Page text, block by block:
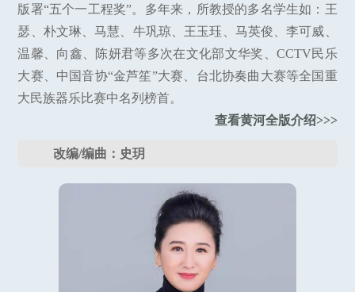
版署“五个一工程奖”。多年来，所教授的多名学生如：王
瑟、朴文琳、马慧、牛巩琼、王玉珏、马英俊、李可威、
温馨、向鑫、陈妍君等多次在文化部文华奖、CCTV民乐
大赛、中国音协“金芦笙”大赛、台北协奏曲大赛等全国重
大民族器乐比赛中名列榜首。
查看黄河全版介绍>>>
改编/编曲：史玥